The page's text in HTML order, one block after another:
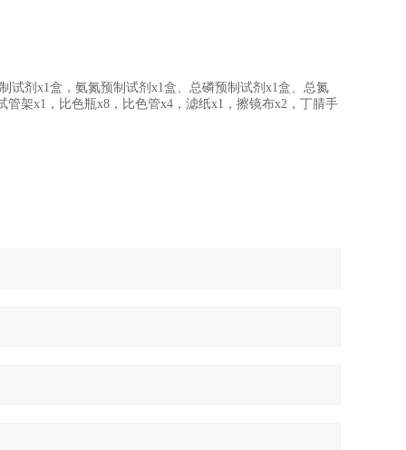
剂x1盒，氨氮预制试剂x1盒、总磷预制试剂x1盒、总氮
架x1，比色瓶x8，比色管x4，滤纸x1，擦镜布x2，丁腈手